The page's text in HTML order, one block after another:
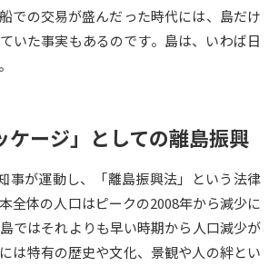
や特徴を調べる
奨学金・特待生制度特集
進路の３択
ページ
新学年スタート号特集ページ
（高2生用）
での交易が盛んだった時代には、島だけ
いた事実もあるのです。島は、いわば日
ケージ」としての離島振興
事が運動し、「離島振興法」という法律
全体の人口はピークの2008年から減少に
ではそれよりも早い時期から人口減少が
は特有の歴史や文化、景観や人の絆とい